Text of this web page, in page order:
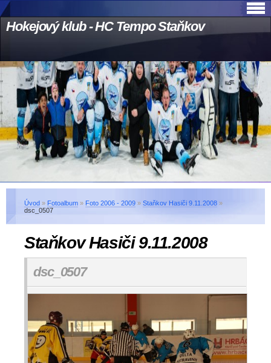
Hokejový klub - HC Tempo Staňkov
Úvod » Fotoalbum » Foto 2006 - 2009 » Staňkov Hasiči 9.11.2008 »
dsc_0507
Staňkov Hasiči 9.11.2008
dsc_0507